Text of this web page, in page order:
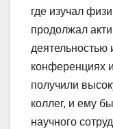
где изучал
продолжал
конференциях
получили
коллег, и ему
научного